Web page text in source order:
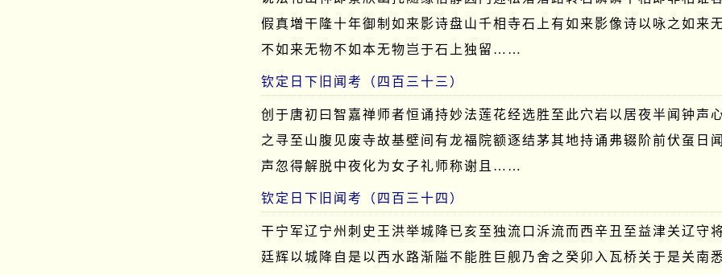
假真増干隆十年御制如来影诗盘山千相寺石上有如来影像诗以咏之如来
不如来无物不如本无物岂于石上独留……
钦定日下旧闻考（四百三十三）
创于唐初曰智嘉禅师者恒诵持妙法莲花经选胜至此穴岩以居夜半闻钟声
之寻至山腹见废寺故基壁间有龙福院额逐结茅其地持诵弗辍阶前伏虿日
声忽得解脱中夜化为女子礼师称谢且……
钦定日下旧闻考（四百三十四）
干宁军辽宁州刺史王洪举城降已亥至独流口泝流而西辛丑至益津关辽守
廷辉以城降自是以西水路渐隘不能胜巨舰乃舍之癸卯入瓦桥关于是关南